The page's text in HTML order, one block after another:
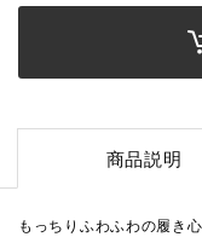
商品説明
もっちりふわふわの履き